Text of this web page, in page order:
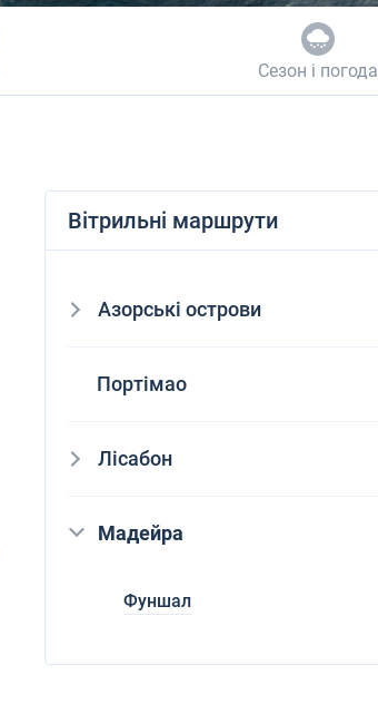
Сезон і погода
Вітрильні маршрути
Азорські острови
Портімао
Лісабон
Мадейра
Фуншал